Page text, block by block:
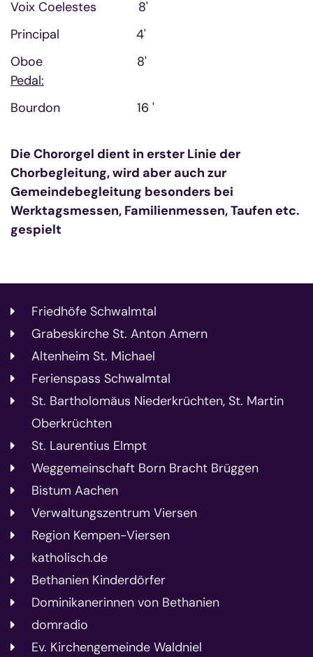
Voix Coelestes 8'
Principal 4'
Oboe 8'
Pedal:
Bourdon 16 '
Die Chororgel dient in erster Linie der
Chorbegleitung, wird aber auch zur
Gemeindebegleitung besonders bei
Werktagsmessen, Familienmessen, Taufen etc.
gespielt
Friedhöfe Schwalmtal
Grabeskirche St. Anton Amern
Altenheim St. Michael
Ferienspass Schwalmtal
St. Bartholomäus Niederkrüchten, St. Martin
Oberkrüchten
St. Laurentius Elmpt
Weggemeinschaft Born Bracht Brüggen
Bistum Aachen
Verwaltungszentrum Viersen
Region Kempen-Viersen
katholisch.de
Bethanien Kinderdörfer
Dominikanerinnen von Bethanien
domradio
Ev. Kirchengemeinde Waldniel